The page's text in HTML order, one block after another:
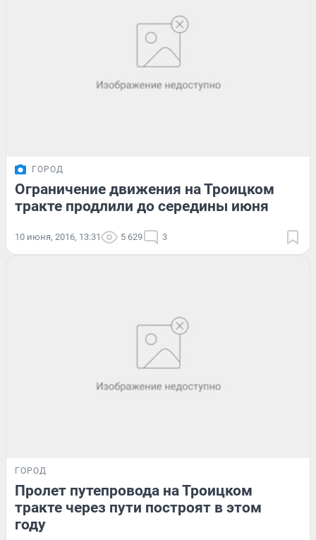
ГОРОД
Ограничение движения на Троицком
тракте продлили до середины июня
10 июня, 2016, 13:31 5 629 3
ГОРОД
Пролет путепровода на Троицком
тракте через пути построят в этом
году